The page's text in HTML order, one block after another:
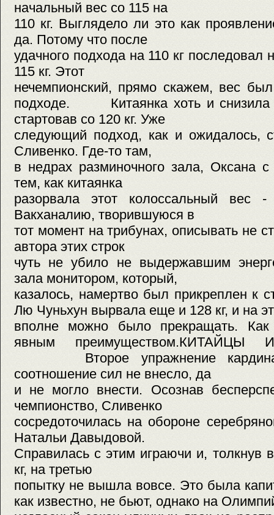
начальный вес со 115 на
110 кг. Выглядело ли это как
да. Потому что после
удачного подхода на 110 кг последовал
115 кг. Этот
нечемпионский, прямо скажем, вес
подходе. Китаянка хоть и снизила
стартовав со 120 кг. Уже
следующий подход, как и ожидалось,
Сливенко. Где-то там,
в недрах разминочного зала, Оксана
тем, как китаянка
разорвала этот колоссальный
Вакханалию, творившуюся в
тот момент на трибунах, описывать не
автора этих строк
чуть не убило не выдержавшим
зала монитором, который,
казалось, намертво был прикреплен
Лю Чуньхун вырвала еще и 128 кг, и на
вполне можно было прекращать. Как
явным
Второе упражнение
соотношение сил не внесло, да
и не могло внести. Осознав
чемпионство, Сливенко
сосредоточилась на обороне
Натальи Давыдовой.
Справилась с этим играючи и, толкнув
кг, на третью
попытку не вышла вовсе. Это была
как известно, не бьют, однако на